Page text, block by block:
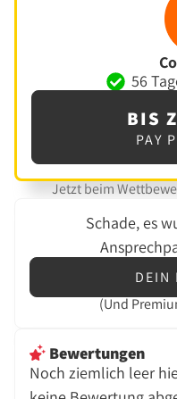
56
BIS
PAY
Jetzt beim
Schade, es
DEIN
(Und
Bewertungen
Noch ziemlich leer